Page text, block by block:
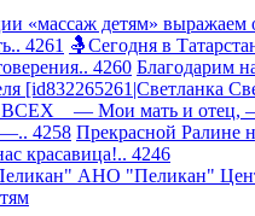
«массаж детям»
4261 🤱Сегодня в
4260 Благодарим
[id832265261|Светланка
— Мои мать и отец, —
4258 Прекрасной Ралине
красавица!.. 4246
АНО "Пеликан"